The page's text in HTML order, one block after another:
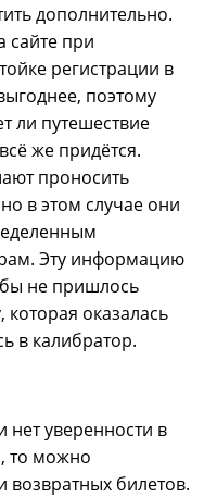
дополнительно.
сайте при
регистрации в
поэтому
ли путешествие
же придётся.
проносить
в этом случае они
Эту информацию
не пришлось
которая оказалась
в калибратор.
нет уверенности в
то можно
возвратных билетов.